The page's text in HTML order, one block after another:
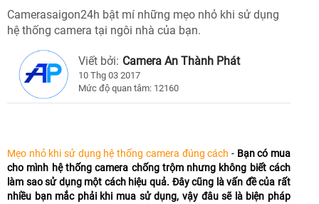
Camerasaigon24h bật mí những mẹo nhỏ khi sử dụng
hệ thống camera tại ngôi nhà của bạn.
Viết bởi: Camera An Thành Phát
10 Thg 03 2017
Mức độ quan tâm: 12160
Mẹo nhỏ khi sử dụng hệ thống camera đúng cách - Bạn có mua
cho mình hệ thống camera chống trộm nhưng không biết cách
làm sao sử dụng một cách hiệu quả. Đây cũng là vấn đề của rất
nhiều bạn mắc phải khi mua sử dụng, vậy đâu sẽ là biện pháp